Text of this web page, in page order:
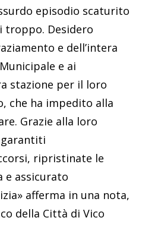
episodio scaturito
troppo. Desidero
e dell’intera
e ai
stazione per il loro
che ha impedito alla
Grazie alla loro
ripristinate le
e assicurato
afferma in una nota,
della Città di Vico